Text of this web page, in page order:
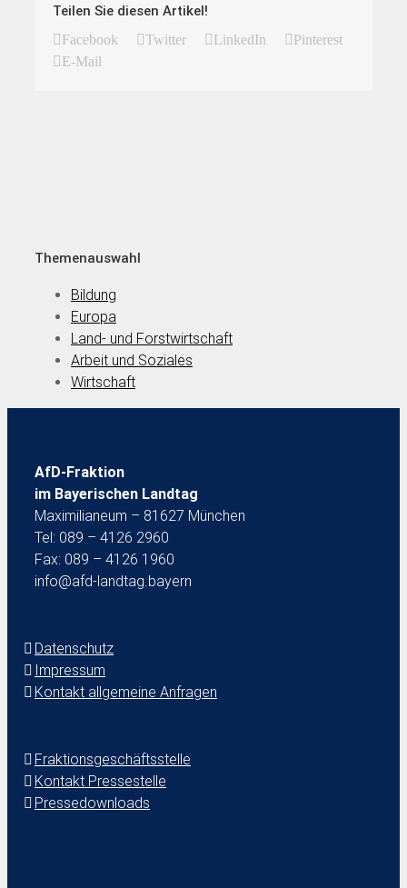
Teilen Sie diesen Artikel!
Facebook Twitter LinkedIn
Pinterest
E-Mail
Themenauswahl
Bildung
Europa
Land- und Forstwirtschaft
Arbeit und Soziales
Wirtschaft
AfD-Fraktion
im Bayerischen Landtag
Maximilianeum – 81627 München
Tel: 089 – 4126 2960
Fax: 089 – 4126 1960
info@afd-landtag.bayern
Datenschutz
Impressum
Kontakt allgemeine Anfragen
Fraktionsgeschäftsstelle
Kontakt Pressestelle
Pressedownloads